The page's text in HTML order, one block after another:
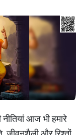
आज भी हमारे